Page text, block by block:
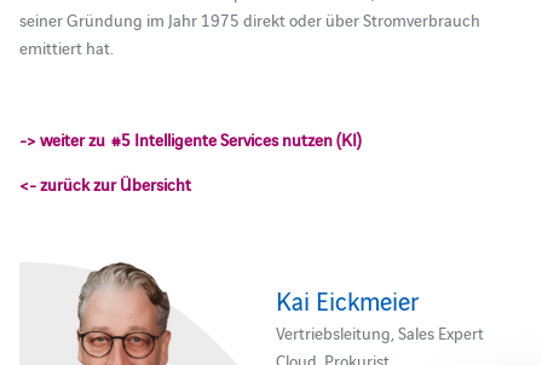
seiner Gründung im Jahr 1975 direkt oder über Stromverbrauch
emittiert hat.
-> weiter zu #5 Intelligente Services nutzen (KI)
<- zurück zur Übersicht
Kai Eickmeier
Vertriebsleitung, Sales Expert
Cloud, Prokurist